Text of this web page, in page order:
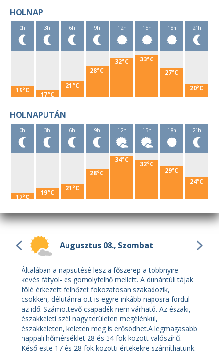
HOLNAP
0h
19°C
3h
17°C
6h
21°C
9h
28°C
12h
32°C
15h
33°C
18h
27°C
21h
20°C
HOLNAPUTÁN
0h
17°C
3h
19°C
6h
21°C
9h
28°C
12h
34°C
15h
32°C
18h
29°C
21h
24°C
Augusztus 08. Szombat
Általában a napsütésé lesz a főszerep a többnyire
kevés fátyol- és gomolyfelhő mellett. A dunántúli tájak
fölé érkezett felhőzet fokozatosan szakadozik,
csökken, délutánra ott is egyre inkább naposra fordul
az idő. Számottevő csapadék nem várható. Az északi,
északkeleti szél nagy területen megélénkül,
északkeleten, keleten meg is erősödhet.A legmagasabb
nappali hőmérséklet 28 és 34 fok között valószínű.
Késő este 17 és 28 fok közötti értékekre számíthatunk.